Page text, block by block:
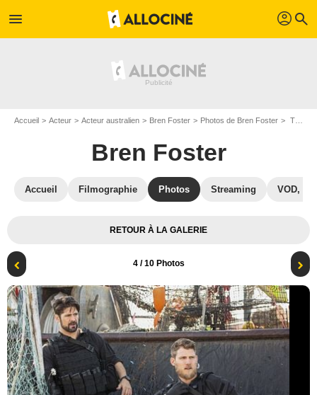
menu profil search
Accueil Acteur Acteur australien Bren Foster Photos de Bren Foster The Last Ship : Photo Travis Van Winkle, Bren Foster
Bren Foster
Accueil Filmographie Photos Streaming VOD,
RETOUR À LA GALERIE
4/ 10 Photos